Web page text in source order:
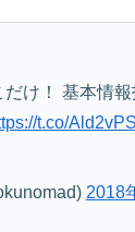
け！ 基本情
t.co/
2018